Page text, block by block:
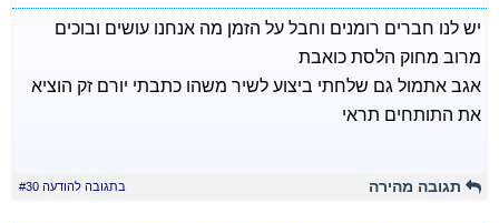
יש לנו חברים רומנים וחבל על הזמן מה אנחנו עושים ובוכים
מרוב מחוק הלסת כואבת
אגב אתמול גם שלחתי ביצוע לשיר משהו כתבתי יורם זק הוציא
את התותחים תראי
תגובה מהירה בתגובה להודעה #30